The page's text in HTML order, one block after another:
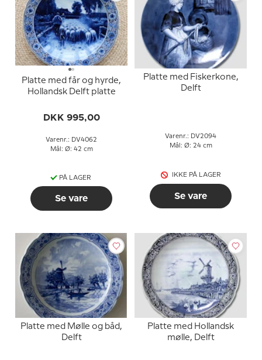
Platte med får og hyrde,
Hollandsk Delft platte
DKK 995,00
Varenr.: DV4062
Mål: Ø: 42 cm
PÅ LAGER
Se vare
Platte med Fiskerkone,
Delft
Varenr.: DV2094
Mål: Ø: 24 cm
IKKE PÅ LAGER
Se vare
Platte med Mølle og båd,
Delft
Platte med Hollandsk
mølle, Delft